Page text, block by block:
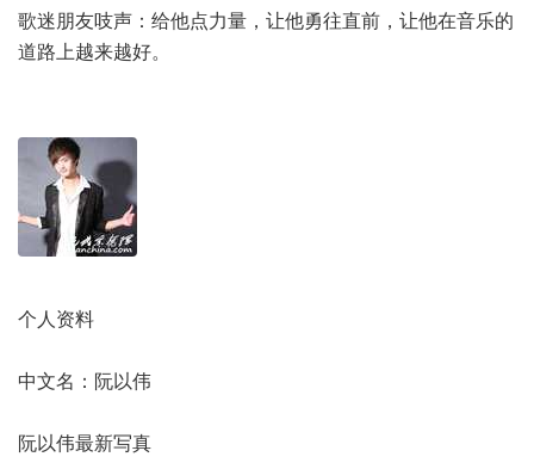
歌迷朋友吱声：给他点力量，让他勇往直前，让他在音乐的
道路上越来越好。
个人资料
中文名：阮以伟
阮以伟最新写真